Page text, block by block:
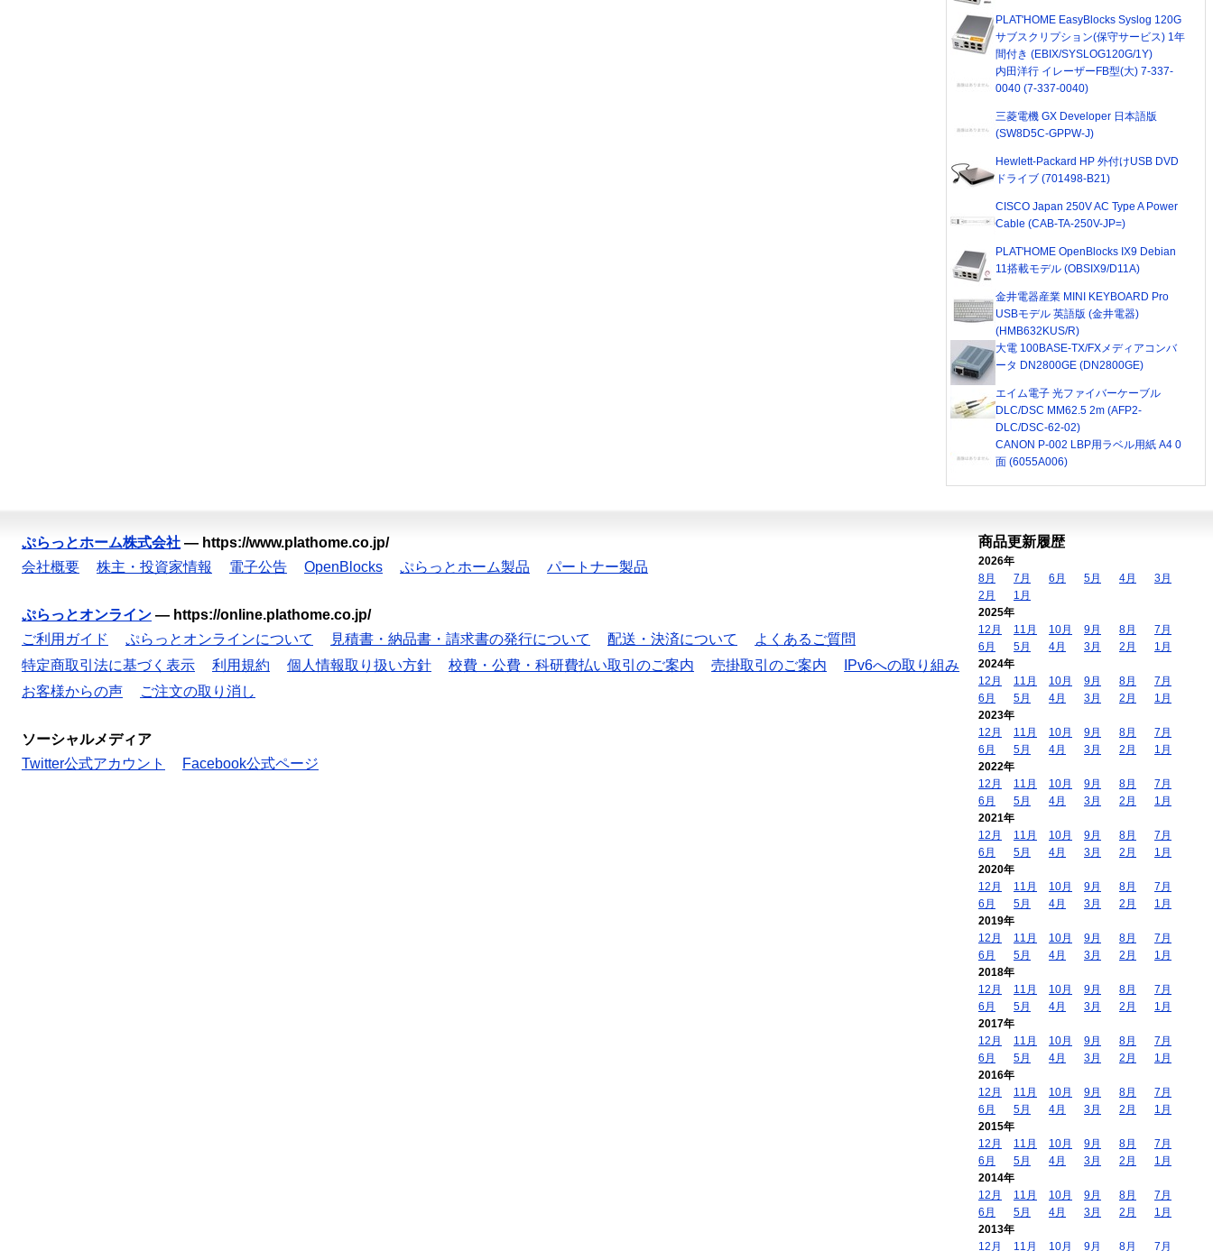
PLAT'HOME EasyBlocks Syslog 120G
サブスクリプション(保守サービス) 1年
間付き (EBIX/SYSLOG120G/1Y)
内田洋行 イレーザーFB型(大) 7-337-
0040 (7-337-0040)
三菱電機 GX Developer 日本語版
(SW8D5C-GPPW-J)
Hewlett-Packard HP 外付けUSB DVD
ドライブ (701498-B21)
CISCO Japan 250V AC Type A Power
Cable (CAB-TA-250V-JP=)
PLAT'HOME OpenBlocks IX9 Debian
11搭載モデル (OBSIX9/D11A)
金井電器産業 MINI KEYBOARD Pro
USBモデル 英語版 (金井電器)
(HMB632KUS/R)
大電 100BASE-TX/FXメディアコンバ
ータ DN2800GE (DN2800GE)
エイム電子 光ファイバーケーブル
DLC/DSC MM62.5 2m (AFP2-
DLC/DSC-62-02)
CANON P-002 LBP用ラベル用紙 A4 0
面 (6055A006)
ぷらっとホーム株式会社 — https://www.plathome.co.jp/
会社概要
株主・投資家情報 電子公告 OpenBlocks ぷらっとホーム製品 パートナー製品
ぷらっとオンライン — https://online.plathome.co.jp/
ご利用ガイド
ぷらっとオンラインについて 見積書・納品書・請求書の発行について 配送・決済について
よくあるご質問
特定商取引法に基づく表示
利用規約 個人情報取り扱い方針 校費・公費・科研費払い取引のご案内 売掛取引のご案内
IPv6への取り組み
お客様からの声
ご注文の取り消し
ソーシャルメディア
Twitter公式アカウント
Facebook公式ページ
商品更新履歴
2026年
8月
7月 6月 5月 4月
3月
2月
1月
2025年
12月
11月 10月 9月 8月
7月
6月
5月 4月 3月 2月
1月
2024年
12月
11月 10月 9月 8月
7月
6月
5月 4月 3月 2月
1月
2023年
12月
11月 10月 9月 8月
7月
6月
5月 4月 3月 2月
1月
2022年
12月
11月 10月 9月 8月
7月
6月
5月 4月 3月 2月
1月
2021年
12月
11月 10月 9月 8月
7月
6月
5月 4月 3月 2月
1月
2020年
12月
11月 10月 9月 8月
7月
6月
5月 4月 3月 2月
1月
2019年
12月
11月 10月 9月 8月
7月
6月
5月 4月 3月 2月
1月
2018年
12月
11月 10月 9月 8月
7月
6月
5月 4月 3月 2月
1月
2017年
12月
11月 10月 9月 8月
7月
6月
5月 4月 3月 2月
1月
2016年
12月
11月 10月 9月 8月
7月
6月
5月 4月 3月 2月
1月
2015年
12月
11月 10月 9月 8月
7月
6月
5月 4月 3月 2月
1月
2014年
12月
11月 10月 9月 8月
7月
6月
5月 4月 3月 2月
1月
2013年
12月
11月 10月 9月 8月 7月